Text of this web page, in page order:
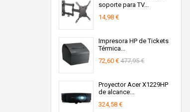
soporte para TV...
14,98 €
Impresora HP de Tickets
Térmica...
72,60 € 477,95 €
Proyector Acer X1229HP
de alcance...
324,58 €